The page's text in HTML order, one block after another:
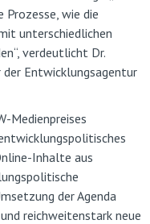
wie die
unterschiedlichen
verdeutlicht Dr.
Entwicklungsagentur
Medienpreises
Inhalte aus
der Agenda
reichweitenstark neue